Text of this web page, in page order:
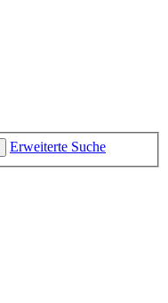
Erweiterte Suche